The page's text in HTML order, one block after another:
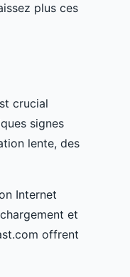
plus ces
crucial
signes
lente, des
Internet
et
offrent